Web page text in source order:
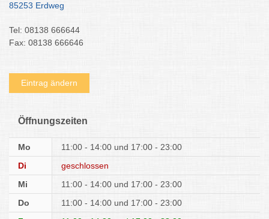
85253 Erdweg
Tel: 08138 666644
Fax: 08138 666646
Eintrag ändern
Öffnungszeiten
Mo 11:00 - 14:00
17:00 - 23:00
Di
geschlossen
Mi
11:00 - 14:00
17:00 - 23:00
Do
11:00 - 14:00
17:00 - 23:00